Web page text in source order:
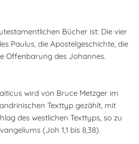
Bücher ist: Die vier
Paulus, die Apostelgeschichte, die
Offenbarung des Johannes.
wird von Bruce Metzger im
Texttyp gezählt, mit
des westlichen Texttyps, so zu
(Joh 1,1 bis 8,38).